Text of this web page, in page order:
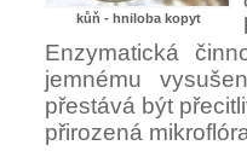
kůň - hniloba kopyt
Enzymatická
jemnému
přestává být
přirozená